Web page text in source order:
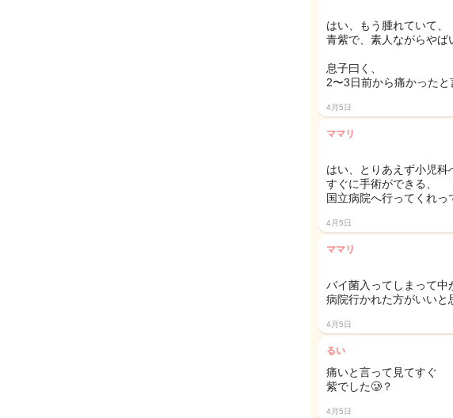
はい、もう腫れていて、
青紫で、素人ながらやば
息子曰く、
2〜3日前から痛かった
4月5日
ママリ
はい、とりあえず小児科
すぐに手術ができる、
国立病院へ行ってくれ
4月5日
ママリ
バイ菌入ってしまって中
病院行かれた方がいいと
4月5日
るい
痛いと言って見てすぐ
紫でした🥲？
4月5日